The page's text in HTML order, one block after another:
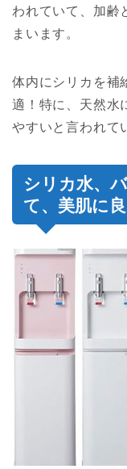
われていて、加齢
まいます。
体内にシリカを補
適！特に、天然水
やすいと言われて
シリカ水、
て、美肌に